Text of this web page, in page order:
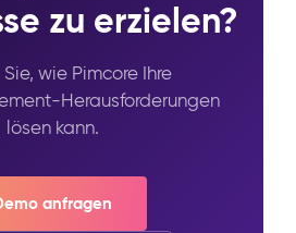
zu erzielen?
Sie, wie Pimcore Ihre
Herausforderungen
lösen kann.
anfragen